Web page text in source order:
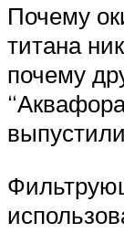
Почему
титана
почему